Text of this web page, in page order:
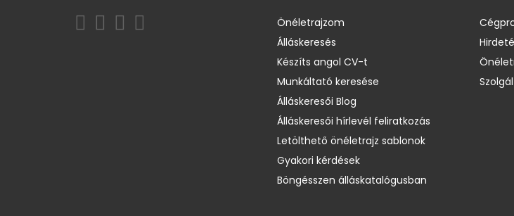
Önéletrajzom
Álláskeresés
Készíts angol CV-t
Munkáltató keresése
Álláskeresői Blog
Álláskeresői hírlevél feliratkozás
Letölthető önéletrajz sablonok
Gyakori kérdések
Böngésszen álláskatalógusban